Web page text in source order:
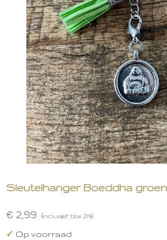
Sleutelhanger Boeddha groen
€ 2,99 (inclusief btw 21%)
✓ Op voorraad